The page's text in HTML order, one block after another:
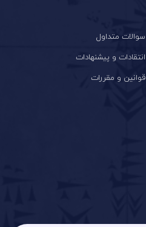
سوالات متداول
انتقادات و پیشنهادات
قوانین و مقررات